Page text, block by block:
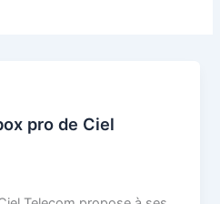
pro de Ciel